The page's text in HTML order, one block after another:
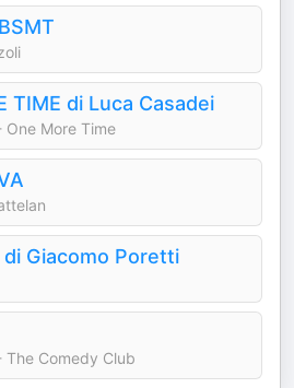
TIME di Luca Casadei
One More Time
Giacomo Poretti
The Comedy Club